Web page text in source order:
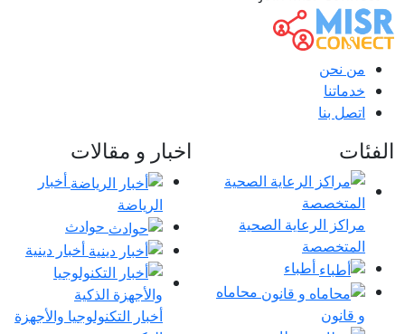
من نحن
خدماتنا
اتصل بنا
الفئات
مراكز الرعاية الصحية
المتخصصة
أطباء
محاماه
و قانون
اخبار و مقالات
أخبار
الرياضة
حوادث
أخبار دينية
أخبار التكنولوجيا والأجهزة